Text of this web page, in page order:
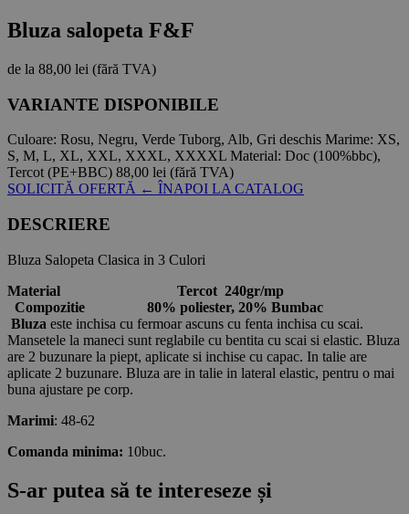
Bluza salopeta F&F
de la 88,00 lei (fără TVA)
VARIANTE DISPONIBILE
Culoare: Rosu, Negru, Verde Tuborg, Alb, Gri deschis Marime: XS,
S, M, L, XL, XXL, XXXL, XXXXL Material: Doc (100%bbc),
Tercot (PE+BBC) 88,00 lei (fără TVA)
SOLICITĂ OFERTĂ ← ÎNAPOI LA CATALOG
DESCRIERE
Bluza Salopeta Clasica in 3 Culori
Material
Tercot 240gr/mp
Compozitie
80% poliester, 20% Bumbac
Bluza este inchisa cu fermoar ascuns cu fenta inchisa cu scai.
Mansetele la maneci sunt reglabile cu bentita cu scai si elastic. Bluza
are 2 buzunare la piept, aplicate si inchise cu capac. In talie are
aplicate 2 buzunare. Bluza are in talie in lateral elastic, pentru o mai
buna ajustare pe corp.
Marimi: 48-62
Comanda minima: 10buc.
S-ar putea să te intereseze și